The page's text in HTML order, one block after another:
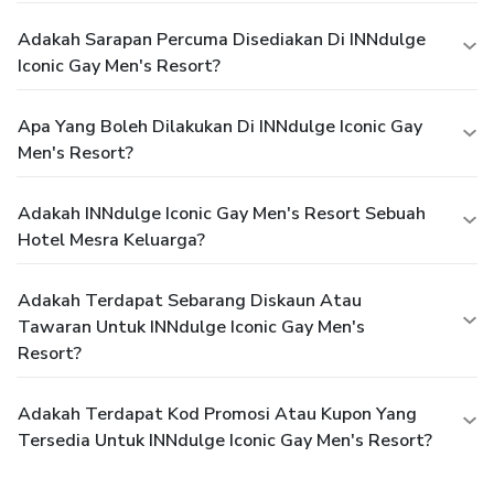
Adakah Sarapan Percuma Disediakan Di INNdulge
Iconic Gay Men's Resort?
Apa Yang Boleh Dilakukan Di INNdulge Iconic Gay
Men's Resort?
Adakah INNdulge Iconic Gay Men's Resort Sebuah
Hotel Mesra Keluarga?
Adakah Terdapat Sebarang Diskaun Atau
Tawaran Untuk INNdulge Iconic Gay Men's
Resort?
Adakah Terdapat Kod Promosi Atau Kupon Yang
Tersedia Untuk INNdulge Iconic Gay Men's Resort?